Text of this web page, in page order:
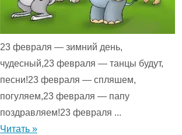
23 февраля — зимний день,
чудесный,23 февраля — танцы будут,
песни!23 февраля — спляшем,
погуляем,23 февраля — папу
поздравляем!23 февраля ...
Читать »